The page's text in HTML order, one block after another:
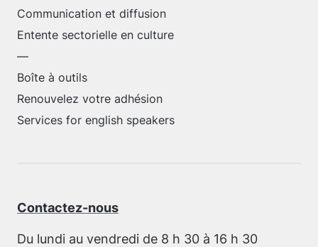
Communication et diffusion
Entente sectorielle en culture
—
Boîte à outils
Renouvelez votre adhésion
Services for english speakers
Contactez-nous
Du lundi au vendredi de 8 h 30 à 16 h 30